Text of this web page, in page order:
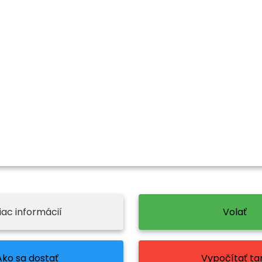
informácií Volať
sa dostať Vypočítať